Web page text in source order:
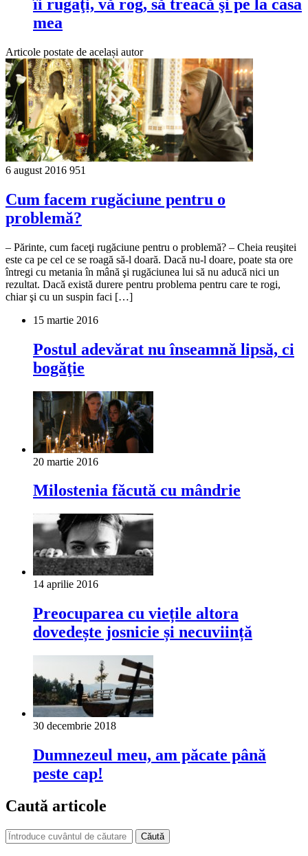
îi rugaţi, vă rog, să treacă şi pe la casa
mea
Articole postate de același autor
6 august 2016 951
Cum facem rugăciune pentru o
problemă?
– Părinte, cum faceţi rugăciune pentru o problemă? – Cheia reuşitei
este ca pe cel ce se roagă să-l doa­ră. Dacă nu-l doare, poate sta ore
întregi cu metania în mână şi rugăciunea lui să nu aducă nici un
rezultat. Dacă există durere pentru problema pentru care te rogi,
chiar şi cu un suspin faci […]
15 martie 2016
Postul adevărat nu înseamnă lipsă, ci
bogăţie
20 martie 2016
Milostenia făcută cu mândrie
14 aprilie 2016
Preocuparea cu viețile altora
dovedește josnicie și necuviință
30 decembrie 2018
Dumnezeul meu, am păcate până
peste cap!
Caută articole
Căută